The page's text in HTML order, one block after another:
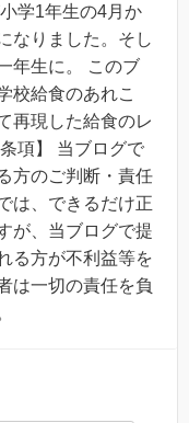
学1年生の4月か
なりました。そし
年生に。 このブ
校給食のあれこ
再現した給食のレ
項】 当ブログで
方のご判断・責任
は、できるだけ正
が、当ブログで提
る方が不利益等を
は一切の責任を負